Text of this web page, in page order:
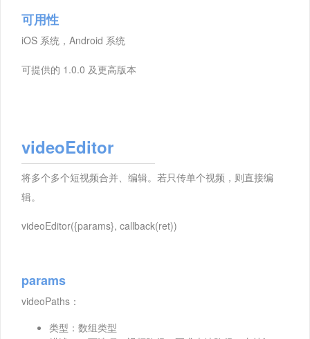
可用性
iOS 系统，Android 系统
可提供的 1.0.0 及更高版本
videoEditor
将多个多个短视频合并、编辑。若只传单个视频，则直接编
辑。
videoEditor({params}, callback(ret))
params
videoPaths：
类型：数组类型